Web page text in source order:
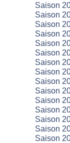
Saison
Saison
Saison
Saison
Saison
Saison
Saison
Saison
Saison
Saison
Saison
Saison
Saison
Saison
Saison